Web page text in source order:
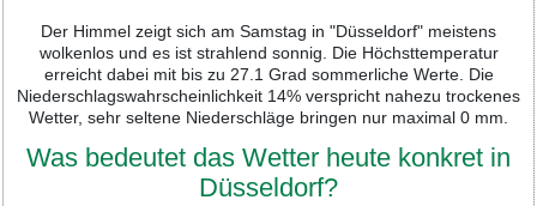
Der Himmel zeigt sich am Samstag in "Düsseldorf" meistens
wolkenlos und es ist strahlend sonnig. Die Höchsttemperatur
erreicht dabei mit bis zu 27.1 Grad sommerliche Werte. Die
Niederschlagswahrscheinlichkeit 14% verspricht nahezu trockenes
Wetter, sehr seltene Niederschläge bringen nur maximal 0 mm.
Was bedeutet das Wetter heute konkret in
Düsseldorf?